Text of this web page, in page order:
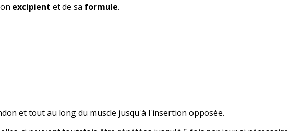
excipient et de sa formule.
et tout au long du muscle jusqu'à l'insertion opposée.